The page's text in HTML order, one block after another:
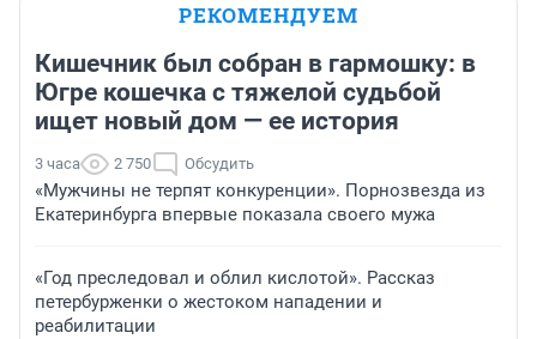
РЕКОМЕНДУЕМ
Кишечник был собран в гармошку: в
Югре кошечка с тяжелой судьбой
ищет новый дом — ее история
3 часа 2 750 Обсудить
«Мужчины не терпят конкуренции». Порнозвезда из
Екатеринбурга впервые показала своего мужа
«Год преследовал и облил кислотой». Рассказ
петербурженки о жестоком нападении и
реабилитации